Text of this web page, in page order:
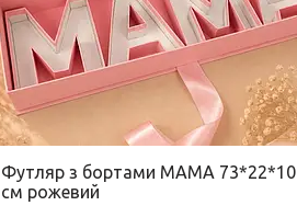
Футляр з бортами МАМА 73*22*10
см рожевий